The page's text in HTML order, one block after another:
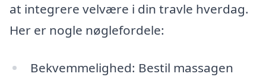
at integrere velvære i din travle hverdag.
Her er nogle nøglefordele:
Bekvemmelighed: Bestil massagen